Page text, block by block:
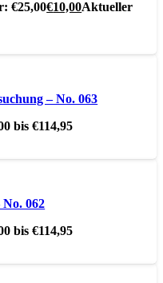
€25,00€10,00Aktueller
– No. 063
bis €114,95
062
bis €114,95